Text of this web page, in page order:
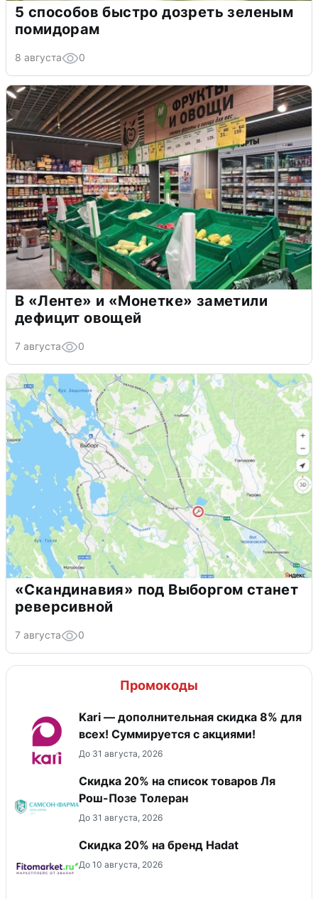
5 способов быстро дозреть зеленым
помидорам
8 августа 0
В «Ленте» и «Монетке» заметили
дефицит овощей
7 августа 0
«Скандинавия» под Выборгом станет
реверсивной
7 августа 0
Промокоды
Kari — дополнительная скидка 8% для
всех! Суммируется с акциями!
До 31 августа, 2026
Скидка 20% на список товаров Ля
Рош-Позе Толеран
До 31 августа, 2026
Скидка 20% на бренд Hadat
До 10 августа, 2026